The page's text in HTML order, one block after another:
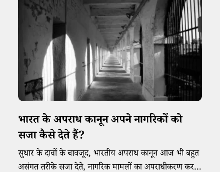
भारत के अपराध कानून अपने नागरिकों को
सजा कैसे देते हैं?
सुधार के दावों के बावजूद, भारतीय अपराध कानून आज भी बहुत
असंगत तरीके सजा देते, नागरिक मामलों का अपराधीकरण करते